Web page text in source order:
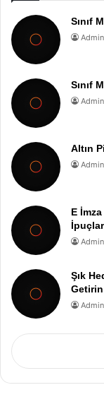
Sınıf
Admin
Sınıf
Admin
Altın
Admin
E
Admin
Şık
Getirin
Admin